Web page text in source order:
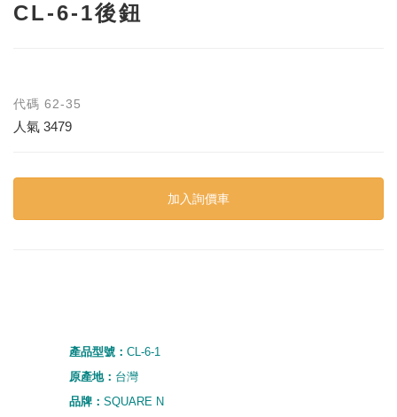
CL-6-1後鈕
代碼 62-35
人氣 3479
加入詢價車
產品型號： CL-6-1
原產地： 台灣
品牌： SQUARE N